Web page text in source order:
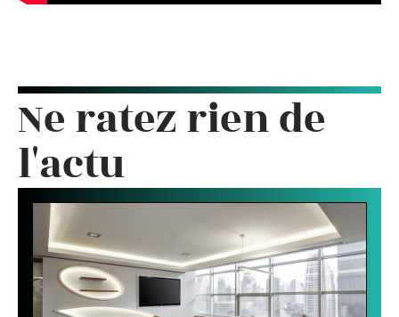
Ne ratez rien de
l'actu